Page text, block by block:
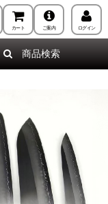
カート ご案内 ログイン
商品検索